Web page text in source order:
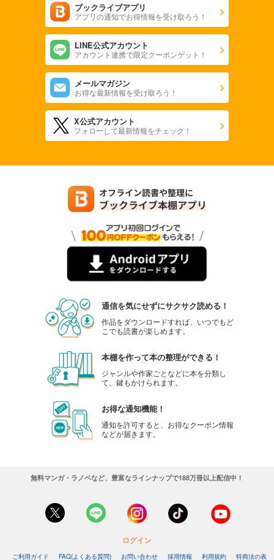
ブックライブアプリ
アプリの通知でお得情報を受け取ろう！
LINE公式アカウント
アカウント連携で限定クーポンゲット！
メールマガジン
お得な最新情報を受け取ろう！
X公式アカウント
フォローして最新情報をチェック！
通信を気にせずにサクサク読める！
作品をダウンロードすれば、いつでもど
こでも読書が楽しめます。
本棚を作って本の整理ができる！
ジャンルや作家ごとなどに本を分類し
て、鍵もかけられます。
お得な通知機能！
通知を許可すると、お得なクーポン情報
などが届きます。
無料マンガ・ラノベなど、豊富なラインナップで188万冊以上配信中！
ログイン
ご利用ガイド FAQ(よくある質問) お問い合わせ 採用情報 利用規約 特商法の表